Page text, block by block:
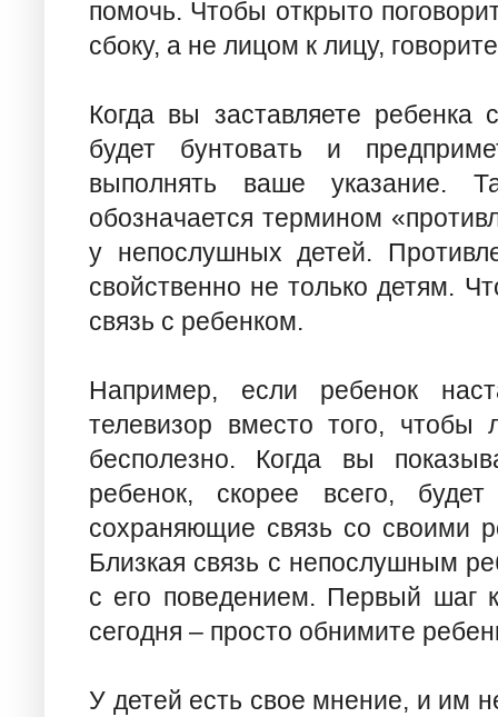
помочь. Чтобы открыто
сбоку, а не лицом к лицу,
Когда вы заставляете ребенка
будет бунтовать и
выполнять ваше указание.
обозначается термином
у непослушных детей.
свойственно не только детям.
связь с ребенком.
Например, если ребенок
телевизор вместо того, чтобы
бесполезно. Когда вы
ребенок, скорее всего,
сохраняющие связь со своими
Близкая связь с непослушным
с его поведением. Первый шаг
сегодня – просто обнимите
У детей есть свое мнение, и им